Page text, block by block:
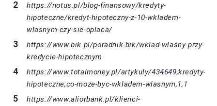
https://notus.pl/blog-finansowy/kredyty-
hipoteczne/kredyt-hipoteczny-z-10-wkladem-
wlasnym-czy-sie-oplaca/
https://www.bik.pl/poradnik-bik/wklad-wlasny-przy-
kredycie-hipotecznym
https://www.totalmoney.pl/artykuly/434649,kredyty-
hipoteczne,co-moze-byc-wkladem-wlasnym,1,1
https://www.aliorbank.pl/klienci-